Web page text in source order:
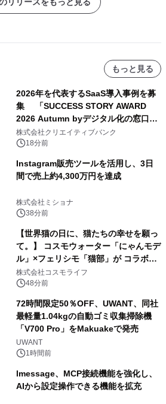
もっと見る
2026年を代表するSaaS導入事例を募
集 「SUCCESS STORY AWARD
2026 Autumn byデジタル化の窓口」
開催
株式会社クリエイティブバンク
18分前
Instagram販売ツールを活用し、3日
間で売上約4,300万円を達成
株式会社ミショナ
38分前
【世界猫の日に、猫たちの幸せを願っ
て。】 コスモウォーター「にゃんモデ
ル」×フェリシモ「猫部」が コラボキ
ャンペーンを実施
株式会社コスモライフ
48分前
72時間限定50％OFF、UWANT、同社
最軽量1.04kgの自動ゴミ収集掃除機
「V700 Pro」をMakuakeで発売
UWANT
1時間前
lmessage、MCP接続機能を強化し、
AIから設定操作できる機能を拡充